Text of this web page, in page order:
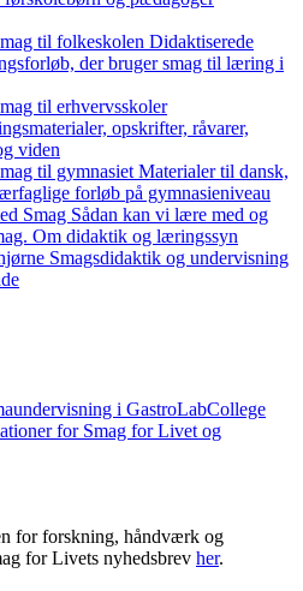
til folkeskolen Didaktiserede
der bruger smag til læring i
til erhvervsskoler
opskrifter, råvarer,
viden
til gymnasiet Materialer til dansk,
forløb på gymnasieniveau
Smag Sådan kan vi lære med og
Om didaktik og læringssyn
Smagsdidaktik og undervisning
i GastroLabCollege
for Smag for Livet og
for forskning, håndværk og
for Livets nyhedsbrev her.